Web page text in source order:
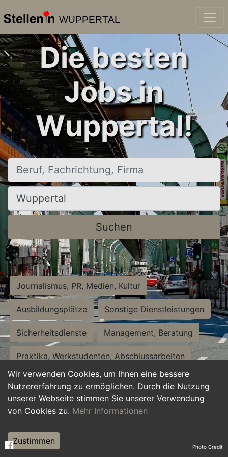
WUPPERTAL
Wir verwenden Cookies, um Ihnen eine bessere
Nutzererfahrung zu ermöglichen. Durch die Nutzung
unserer Webseite stimmen Sie unserer Verwendung
von Cookies zu. Mehr Informationen
Zustimmen
Die besten
Jobs in
Wuppertal!
Beruf, Fachrichtung, Firma
Ort, Stadt
Suchen
Journalismus, PR, Medien, Kultur
Ausbildungsplätze Sonstige Dienstleistungen
Sicherheitsdienste Management, Beratung
Praktika, Werkstudenten, Abschlussarbeiten
Personalwesen Assistenz, Sekretariat
Hilfskräfte, Aushilfs- und Nebenjobs
Weiterbildung, Studium, duale Ausbildung Photo Credit